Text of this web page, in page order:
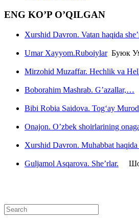
ENG KO’P O’QILGAN
Xurshid Davron. Vatan haqida
Umar Xayyom.RuboiylarБуюк
Mirzohid Muzaffar. Hechlik va
Boborahim Mashrab. G’azallar,…
Bibi Robia Saidova. Tog‘ay
Onajon. O’zbek shoirlarining
Xurshid Davron. Muhabbat haqida
Guljamol Asqarova. She’rlar.